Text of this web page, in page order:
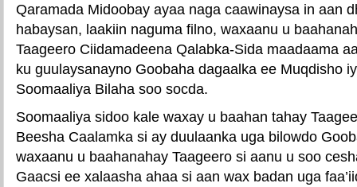
Qaramada Midoobay ayaa naga caawinaysa in aan
habaysan, laakiin naguma filno, waxaanu u
Taageero Ciidamadeena Qalabka-Sida maadaama
ku guulaysanayno Goobaha dagaalka ee Muqdisho
Soomaaliya Bilaha soo socda.
Soomaaliya sidoo kale waxay u baahan tahay
Beesha Caalamka si ay duulaanka uga bilowdo
waxaanu u baahanahay Taageero si aanu u soo
Gaacsi ee xalaasha ahaa si aan wax badan uga